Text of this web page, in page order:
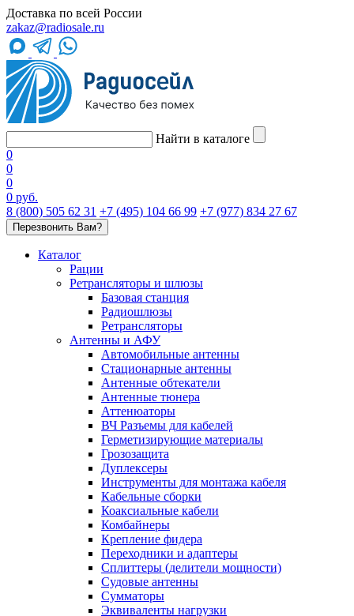
Доставка по всей России
zakaz@radiosale.ru
Найти в каталоге
0
0
0
0 руб.
8 (800) 505 62 31 +7 (495) 104 66 99 +7 (977) 834 27 67
Перезвонить Вам?
Каталог
Рации
Ретрансляторы и шлюзы
Базовая станция
Радиошлюзы
Ретрансляторы
Антенны и АФУ
Автомобильные антенны
Стационарные антенны
Антенные обтекатели
Антенные тюнера
Аттенюаторы
ВЧ Разъемы для кабелей
Герметизирующие материалы
Грозозащита
Дуплексеры
Инструменты для монтажа кабеля
Кабельные сборки
Коаксиальные кабели
Комбайнеры
Крепление фидера
Переходники и адаптеры
Сплиттеры (делители мощности)
Судовые антенны
Сумматоры
Эквиваленты нагрузки